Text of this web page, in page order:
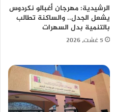
الرشيدية: مهرجان أغبالو نكردوس
يشعل الجدل.. والساكنة تطالب
بالتنمية بدل السهرات
5 غشت، 2026